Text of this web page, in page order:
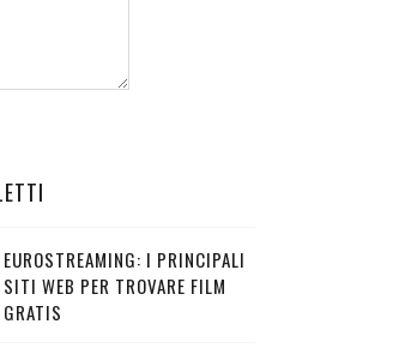
EUROSTREAMING: I PRINCIPALI
SITI WEB PER TROVARE FILM
GRATIS